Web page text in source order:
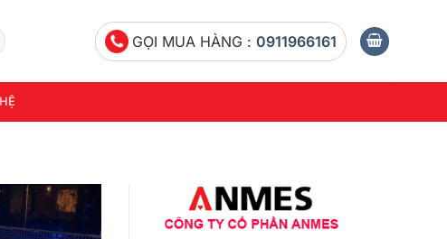
GỌI MUA HÀNG : 0911966161